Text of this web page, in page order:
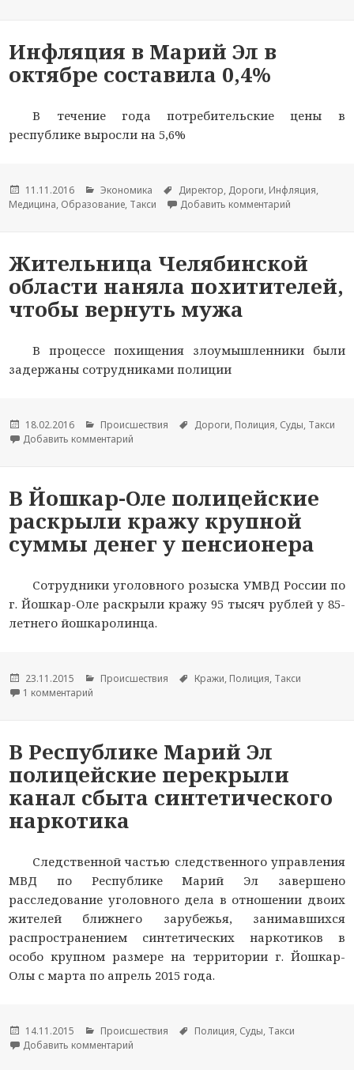
Инфляция в Марий Эл в
октябре составила 0,4%
В течение года потребительские цены в
республике выросли на 5,6%
Опубликовано
11.11.2016 Рубрики
Экономика Метки
Директор, Дороги, Инфляция,
Медицина, Образование, Такси Добавить комментарий
Жительница Челябинской
области наняла похитителей,
чтобы вернуть мужа
В процессе похищения злоумышленники были
задержаны сотрудниками полиции
Опубликовано
18.02.2016 Рубрики
Происшествия Метки
Дороги, Полиция, Суды, Такси
Добавить комментарий
В Йошкар-Оле полицейские
раскрыли кражу крупной
суммы денег у пенсионера
Сотрудники уголовного розыска УМВД России по
г. Йошкар-Оле раскрыли кражу 95 тысяч рублей у 85-
летнего йошкаролинца.
Опубликовано
23.11.2015 Рубрики
Происшествия Метки
Кражи, Полиция, Такси
1 комментарий
В Республике Марий Эл
полицейские перекрыли
канал сбыта синтетического
наркотика
Следственной частью следственного управления
МВД по Республике Марий Эл завершено
расследование уголовного дела в отношении двоих
жителей ближнего зарубежья, занимавшихся
распространением синтетических наркотиков в
особо крупном размере на территории г. Йошкар-
Олы с марта по апрель 2015 года.
Опубликовано
14.11.2015 Рубрики
Происшествия Метки
Полиция, Суды, Такси
Добавить комментарий